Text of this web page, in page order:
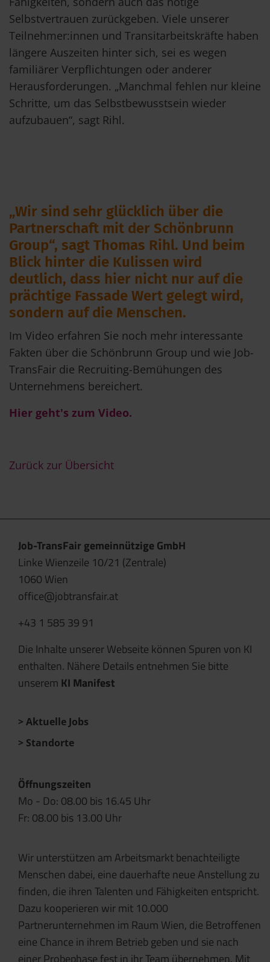
Selbstvertrauen zurückgeben. Viele unserer
Teilnehmer:innen und Transitarbeitskräfte haben
längere Auszeiten hinter sich, sei es wegen
familiärer Verpflichtungen oder anderer
Herausforderungen. „Manchmal fehlen nur kleine
Schritte, um das Selbstbewusstsein wieder
aufzubauen“, sagt Rihl.
„Wir sind sehr glücklich über die
Partnerschaft mit der Schönbrunn
Group“, sagt Thomas Rihl. Und beim
Blick hinter die Kulissen wird
deutlich, dass hier nicht nur auf die
prächtige Fassade Wert gelegt wird,
sondern auf die Menschen.
Im Video erfahren Sie noch mehr interessante
Fakten über die Schönbrunn Group und wie Job-
TransFair die Recruiting-Bemühungen des
Unternehmens bereichert.
Hier geht's zum Video.
Zurück zur Übersicht
Job-TransFair gemeinnützige GmbH
Linke Wienzeile 10/21 (Zentrale)
1060 Wien
office@jobtransfair.at
+43 1 585 39 91
Die Inhalte unserer Webseite können Spuren von KI
enthalten. Nähere Details entnehmen Sie bitte
unserem KI Manifest
Aktuelle Jobs
Standorte
Öffnungszeiten
Mo - Do: 08.00 bis 16.45 Uhr
Fr: 08.00 bis 13.00 Uhr
Wir unterstützen am Arbeitsmarkt benachteiligte
Menschen dabei, eine dauerhafte neue Anstellung zu
finden, die ihren Talenten und Fähigkeiten entspricht.
Dazu kooperieren wir mit 10.000
Partnerunternehmen im Raum Wien, die Betroffenen
eine Chance in ihrem Betrieb geben und sie nach
einer Probephase fest in ihr Team übernehmen. Mit